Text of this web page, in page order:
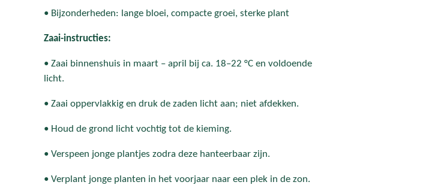
• Bijzonderheden: lange bloei, compacte groei, sterke plant
Zaai-instructies:
• Zaai binnenshuis in maart – april bij ca. 18–22 °C en voldoende
licht.
• Zaai oppervlakkig en druk de zaden licht aan; niet afdekken.
• Houd de grond licht vochtig tot de kieming.
• Verspeen jonge plantjes zodra deze hanteerbaar zijn.
• Verplant jonge planten in het voorjaar naar een plek in de zon.